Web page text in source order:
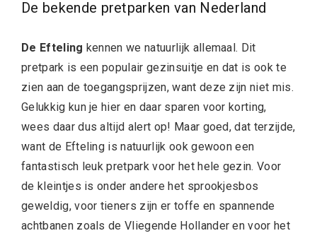
De bekende pretparken van Nederland
De Efteling kennen we natuurlijk allemaal. Dit
pretpark is een populair gezinsuitje en dat is ook te
zien aan de toegangsprijzen, want deze zijn niet mis.
Gelukkig kun je hier en daar sparen voor korting,
wees daar dus altijd alert op! Maar goed, dat terzijde,
want de Efteling is natuurlijk ook gewoon een
fantastisch leuk pretpark voor het hele gezin. Voor
de kleintjes is onder andere het sprookjesbos
geweldig, voor tieners zijn er toffe en spannende
achtbanen zoals de Vliegende Hollander en voor het